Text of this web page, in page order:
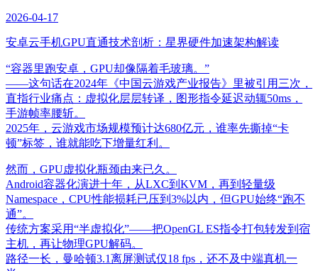
2026-04-17
安卓云手机GPU直通技术剖析：星界硬件加速架构解读
“容器里跑安卓，GPU却像隔着毛玻璃。”
——这句话在2024年《中国云游戏产业报告》里被引用三次，
直指行业痛点：虚拟化层层转译，图形指令延迟动辄50ms，
手游帧率腰斩。
2025年，云游戏市场规模预计达680亿元，谁率先撕掉“卡
顿”标签，谁就能吃下增量红利。
然而，GPU虚拟化瓶颈由来已久。
Android容器化演进十年，从LXC到KVM，再到轻量级
Namespace，CPU性能损耗已压到3%以内，但GPU始终“跑不
通”。
传统方案采用“半虚拟化”——把OpenGL ES指令打包转发到宿
主机，再让物理GPU解码。
路径一长，曼哈顿3.1离屏测试仅18 fps，还不及中端真机一